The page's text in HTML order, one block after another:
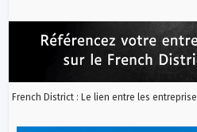
French District : Le lien entre les